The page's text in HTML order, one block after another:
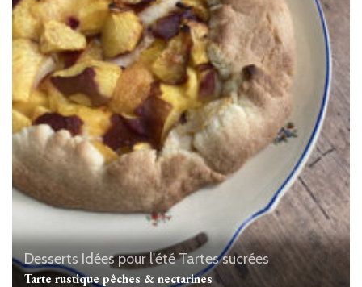
Desserts Idées pour l'étéTartes sucrées
Tarte rustique pêches & nectarines